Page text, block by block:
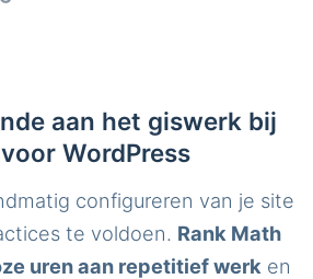
aan het giswerk bij
voor WordPress
configureren van je site
te voldoen. Rank Math
uren aan repetitief werk en